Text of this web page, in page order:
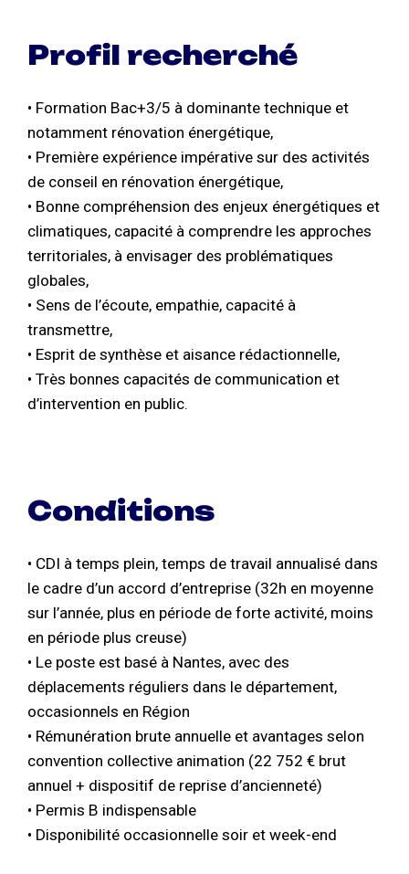
Profil recherché
• Formation Bac+3/5 à dominante technique et
notamment rénovation énergétique,
• Première expérience impérative sur des activités
de conseil en rénovation énergétique,
• Bonne compréhension des enjeux énergétiques et
climatiques, capacité à comprendre les approches
territoriales, à envisager des problématiques
globales,
• Sens de l’écoute, empathie, capacité à
transmettre,
• Esprit de synthèse et aisance rédactionnelle,
• Très bonnes capacités de communication et
d’intervention en public.
Conditions
• CDI à temps plein, temps de travail annualisé dans
le cadre d’un accord d’entreprise (32h en moyenne
sur l’année, plus en période de forte activité, moins
en période plus creuse)
• Le poste est basé à Nantes, avec des
déplacements réguliers dans le département,
occasionnels en Région
• Rémunération brute annuelle et avantages selon
convention collective animation (22 752 € brut
annuel + dispositif de reprise d’ancienneté)
• Permis B indispensable
• Disponibilité occasionnelle soir et week-end